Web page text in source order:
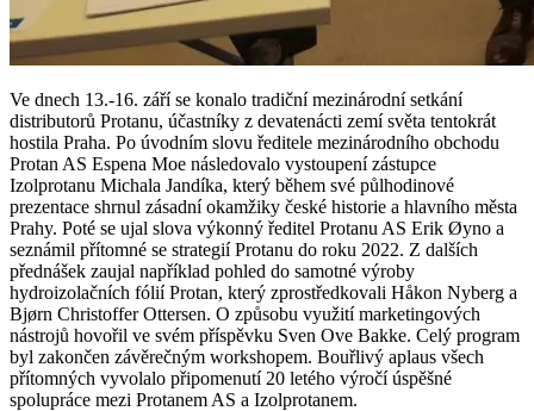
Ve dnech 13.-16. září se konalo tradiční mezinárodní setkání
distributorů Protanu, účastníky z devatenácti zemí světa tentokrát
hostila Praha. Po úvodním slovu ředitele mezinárodního obchodu
Protan AS Espena Moe následovalo vystoupení zástupce
Izolprotanu Michala Jandíka, který během své půlhodinové
prezentace shrnul zásadní okamžiky české historie a hlavního města
Prahy. Poté se ujal slova výkonný ředitel Protanu AS Erik Øyno a
seznámil přítomné se strategií Protanu do roku 2022. Z dalších
přednášek zaujal například pohled do samotné výroby
hydroizolačních fólií Protan, který zprostředkovali Håkon Nyberg a
Bjørn Christoffer Ottersen. O způsobu využití marketingových
nástrojů hovořil ve svém příspěvku Sven Ove Bakke. Celý program
byl zakončen závěrečným workshopem. Bouřlivý aplaus všech
přítomných vyvolalo připomenutí 20 letého výročí úspěšné
spolupráce mezi Protanem AS a Izolprotanem.